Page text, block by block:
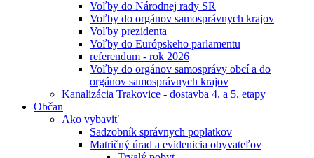
Voľby do Národnej rady SR
Voľby do orgánov samosprávnych krajov
Voľby prezidenta
Voľby do Európskeho parlamentu
referendum - rok 2026
Voľby do orgánov samosprávy obcí a do
orgánov samosprávnych krajov
Kanalizácia Trakovice - dostavba 4. a 5. etapy
Občan
Ako vybaviť
Sadzobník správnych poplatkov
Matričný úrad a evidenicia obyvateľov